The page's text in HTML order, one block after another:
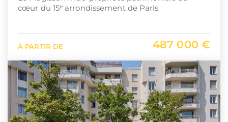
cœur du 15ᵉ arrondissement de Paris
À PARTIR DE 487 000 €